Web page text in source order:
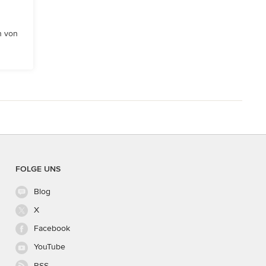
von
FOLGE UNS
Blog
X
Facebook
YouTube